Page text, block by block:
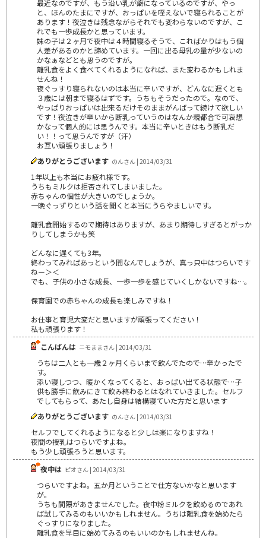
最近なのですが、もう沿い乳が癖になっているのですが、やっ
と、ほんのたまにですが、おっぱいを咥えないで寝られることが
あります！夜泣きは残念ながらそれでも変わらないのですが、こ
れでも一歩成長かと思っています。
妹の子は２ヶ月で夜中は４時間寝るそうで、こればかりはもう個
人差があるのかと諦めています。一回に出る母乳の量が少ないの
かなぁなどとも思うのですが。
離乳食をよく食べてくれるようになれば、また変わるかもしれま
せんね！
夜ぐっすり寝られないのは本当に辛いですが、どんなに遅くとも
３歳には朝まで寝るはずです。うちもそうだったので。なので、
やっぱりおっぱいは出来るだけそのままがんばって続けて欲しい
です！夜泣きが辛いから断乳っていうのはなんか親都合で可哀想
かなって個人的には思うんです。本当に辛いときはもう断乳だ
い！！って思うんですが（汗）
お互い頑張りましょう！
ありがとうございます のんさん | 2014/03/31
1年以上も本当にお疲れ様です。
うちもミルクは拒否されてしまいました。
赤ちゃんの個性が大きいのでしょうか。
一晩ぐっずりという話を聞くと本当にうらやましいです。
離乳食開始するので期待はありますが、あまり期待しすぎるとがっか
りしてしまうかも笑
どんなに遅くても3年。
終わってみればあっという間なんでしょうが、真っ只中はつらいです
ねー＞＜
でも、子供の小さな成長、一歩一歩を感じていくしかないですね…。
保育園での赤ちゃんの成長も楽しみですね！
お仕事と育児大変だと思いますが頑張ってください！
私も頑張ります！
こんばんは ニモままさん | 2014/03/31
うちは二人とも一歳２ヶ月くらいまで飲んでたので…辛かったで
す。
添い寝しつつ、暖かくなってくると、おっぱい出てる状態で…子
供も勝手に飲みにきて飲み終わるとはなれていきました。セルフ
でしてもらって、あたし自身は結構寝ていた方だと思います
ありがとうございます のんさん | 2014/03/31
セルフでしてくれるようになると少しは楽になりますね！
夜間の授乳はつらいですよね。
もう少し頑張ろうと思います。
夜中は ピオさん | 2014/03/31
つらいですよね。五か月ということで仕方ないかなと思います
が。
うちも間隔があきませんでした。夜中粉ミルクを飲めるのであれ
ば試してみるのもいいかもしれません。うちは離乳食を始めたら
ぐっすりになりました。
離乳食を早目に始めてみるのもいいのかもしれませんね。